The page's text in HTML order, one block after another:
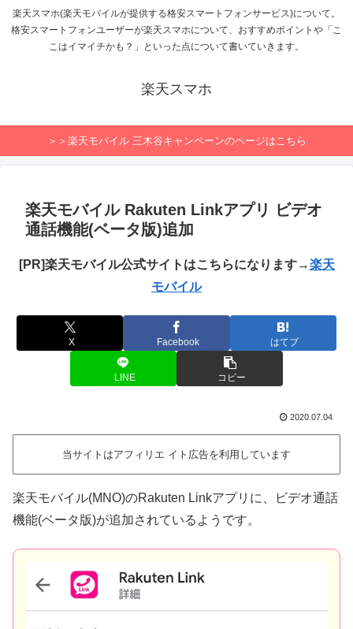
楽天スマホ(楽天モバイルが提供する格安スマートフォンサービス)について。
格安スマートフォンユーザーが楽天スマホについて、おすすめポイントや「こ
こはイマイチかも？」といった点について書いていきます。
楽天スマホ
＞＞楽天モバイル 三木谷キャンペーンのページはこちら
楽天モバイル Rakuten Linkアプリ ビデオ
通話機能(ベータ版)追加
[PR]楽天モバイル公式サイトはこちらになります→楽天
モバイル
X Facebook はてブ
LINE コピー
2020.07.04
当サイトはアフィリエ イト広告を利用しています
楽天モバイル(MNO)のRakuten Linkアプリに、ビデオ通話
機能(ベータ版)が追加されているようです。